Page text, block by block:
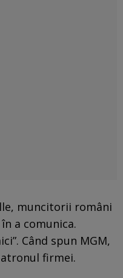
muncitorii români
a comunica.
Când spun MGM,
firmei.